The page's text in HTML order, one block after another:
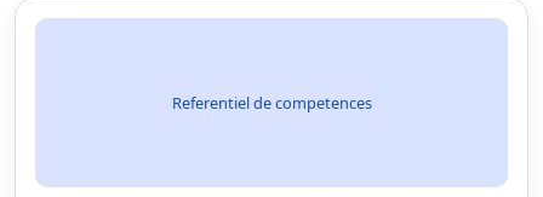
Referentiel de competences